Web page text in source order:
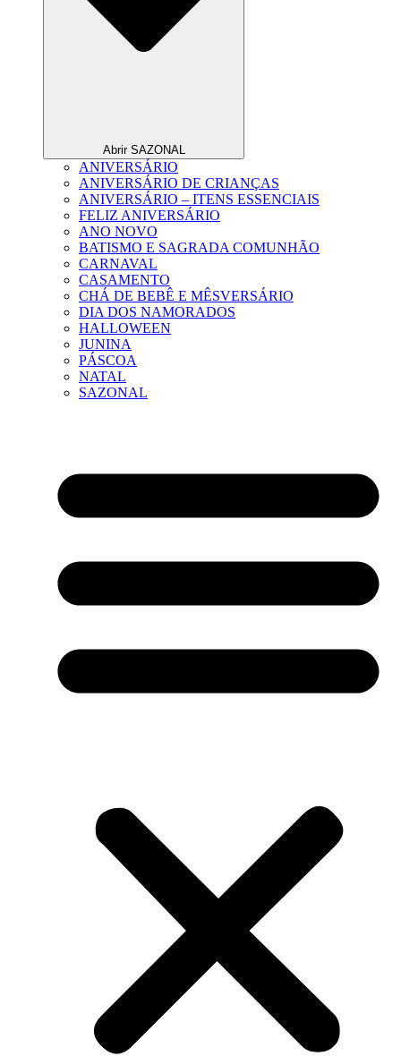
Abrir SAZONAL
ANIVERSÁRIO
ANIVERSÁRIO DE CRIANÇAS
ANIVERSÁRIO – ITENS ESSENCIAIS
FELIZ ANIVERSÁRIO
ANO NOVO
BATISMO E SAGRADA COMUNHÃO
CARNAVAL
CASAMENTO
CHÁ DE BEBÊ E MÊSVERSÁRIO
DIA DOS NAMORADOS
HALLOWEEN
JUNINA
PÁSCOA
NATAL
SAZONAL